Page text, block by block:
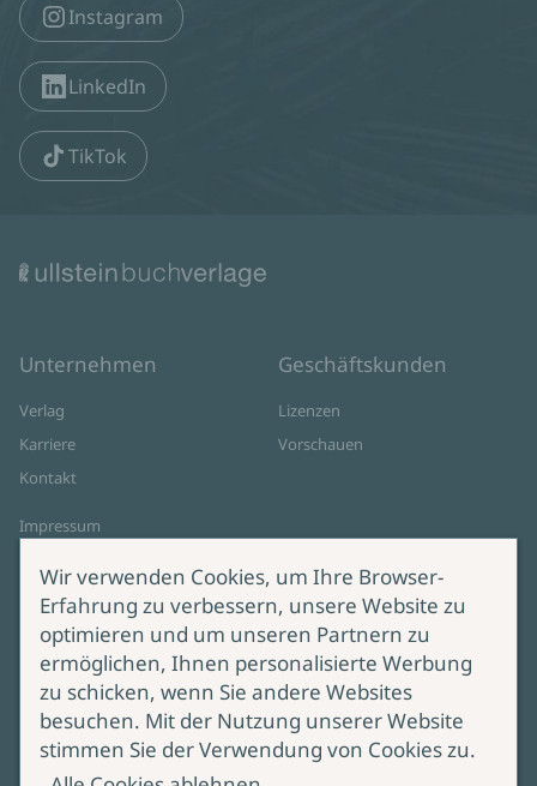
Instagram
LinkedIn
TikTok
Unternehmen
Verlag
Karriere
Kontakt
Impressum
Cookie-Einstellungen
AGB Online Shop
Geschäftskunden
Lizenzen
Vorschauen
Service
Lieferung & Versand
Produktsicherheit
Bei Fragen zur Produktsicherheit
wenden Sie sich bitte an
Wir verwenden Cookies, um Ihre Browser-
Erfahrung zu verbessern, unsere Website zu
optimieren und um unseren Partnern zu
ermöglichen, Ihnen personalisierte Werbung
zu schicken, wenn Sie andere Websites
besuchen. Mit der Nutzung unserer Website
stimmen Sie der Verwendung von Cookies zu.